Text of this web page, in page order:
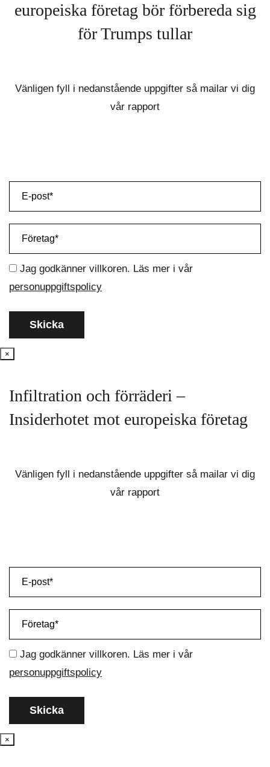
europeiska företag bör förbereda sig
för Trumps tullar
Vänligen fyll i nedanstående uppgifter så mailar vi dig
vår rapport
Jag godkänner villkoren. Läs mer i vår
personuppgiftspolicy
×
Infiltration och förräderi –
Insiderhotet mot europeiska företag
Vänligen fyll i nedanstående uppgifter så mailar vi dig
vår rapport
Jag godkänner villkoren. Läs mer i vår
personuppgiftspolicy
×